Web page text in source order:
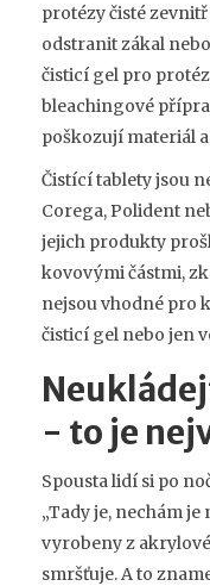
protézy čisté
odstranit zákal
čisticí gel pro
bleachingové
poškozují materiál
Čistící tablety jsou
Corega, Polident
jejich produkty
kovovými částmi,
nejsou vhodné pro
čisticí gel nebo jen
- to je
Spousta lidí si po
„Tady je, nechám je
vyrobeny z
smršťuje. A to